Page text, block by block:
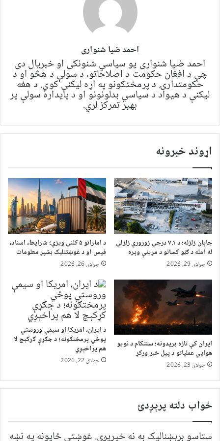
احمد ضیا شنواری
احمد ضیا شنواری یو سياسي شنونکی او خبریال دی
چې د افغان حکومت د اصلاحاتو، د سولې د هڅو او د
حکومتدارۍ د پرمختګونو په اړه لیکنې کوي. د هغه
لیکنې د هیواد د سیاسي بدلونونو او د پایداره سولې پر
بهیر تمرکز لري.
اړوند خبرونه
جاپان زلزله؛ د ۷.۱ درجې زورورې زلزلې
له امله د ګڼو کسانو د مړینې وېره
جولای 29, 2026
د اماراتو ۵ کلنې ویزې؛ شرایط، اسناد،
فیس او د غوښتنلیک بشپړ معلومات
جولای 26, 2026
ایران کې تازه بریدونه؛ سنتکام د نویو
هوايي عملیاتو د پیل خبر ورکړ
جولای 23, 2026
د ایران، امریکا او سیمې وروستي
پوځي پرمختګونه؛ د جګړې کړکېچ لا
هم پراخېږي
جولای 22, 2026
ځواب دلته پرېږدئ
ستاسو برېښناليک به نه خپريږي. غوښتى ځایونه په نښه